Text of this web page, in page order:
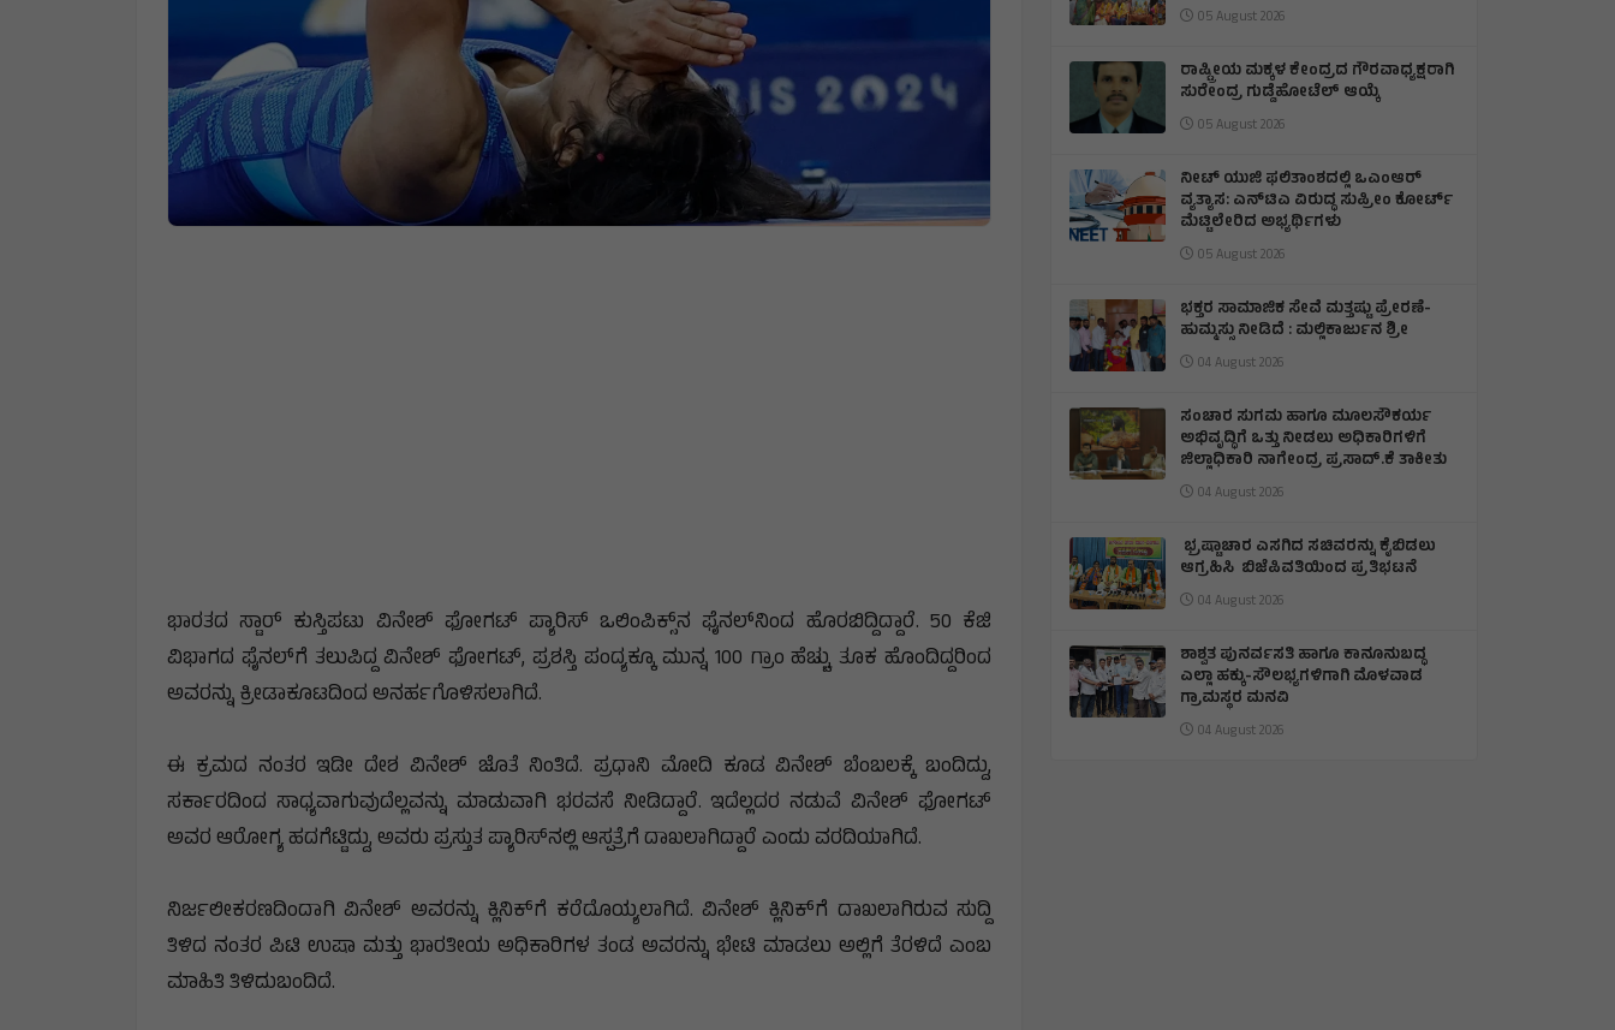
ಭಾರತದ ಸ್ಟಾರ್ ಕುಸ್ತಿಪಟು ವಿನೇಶ್ ಫೋಗಟ್ ಪ್ಯಾರಿಸ್ ಒಲಿಂಪಿಕ್ಸ್‌ನ ಫೈನಲ್‌ನಿಂದ ಹೊರಬಿದ್ದಿದ್ದಾರೆ. 50 ಕೆಜಿ
ವಿಭಾಗದ ಫೈನಲ್‌ಗೆ ತಲುಪಿದ್ದ ವಿನೇಶ್ ಫೋಗಟ್, ಪ್ರಶಸ್ತಿ ಪಂದ್ಯಕ್ಕೂ ಮುನ್ನ 100 ಗ್ರಾಂ ಹೆಚ್ಚು ತೂಕ ಹೊಂದಿದ್ದರಿಂದ
ಅವರನ್ನು ಕ್ರೀಡಾಕೂಟದಿಂದ ಅನರ್ಹಗೊಳಿಸಲಾಗಿದೆ.
ಈ ಕ್ರಮದ ನಂತರ ಇಡೀ ದೇಶ ವಿನೇಶ್ ಜೊತೆ ನಿಂತಿದೆ. ಪ್ರಧಾನಿ ಮೋದಿ ಕೂಡ ವಿನೇಶ್ ಬೆಂಬಲಕ್ಕೆ ಬಂದಿದ್ದು,
ಸರ್ಕಾರದಿಂದ ಸಾಧ್ಯವಾಗುವುದೆಲ್ಲವನ್ನು ಮಾಡುವಾಗಿ ಭರವಸೆ ನೀಡಿದ್ದಾರೆ. ಇದೆಲ್ಲದರ ನಡುವೆ ವಿನೇಶ್ ಫೋಗಟ್
ಅವರ ಆರೋಗ್ಯ ಹದಗೆಟ್ಟಿದ್ದು, ಅವರು ಪ್ರಸ್ತುತ ಪ್ಯಾರಿಸ್​ನಲ್ಲಿ ಆಸ್ಪತ್ರೆಗೆ ದಾಖಲಾಗಿದ್ದಾರೆ ಎಂದು ವರದಿಯಾಗಿದೆ.
ನಿರ್ಜಲೀಕರಣದಿಂದಾಗಿ ವಿನೇಶ್ ಅವರನ್ನು ಕ್ಲಿನಿಕ್‌ಗೆ ಕರೆದೊಯ್ಯಲಾಗಿದೆ. ವಿನೇಶ್ ಕ್ಲಿನಿಕ್‌ಗೆ ದಾಖಲಾಗಿರುವ ಸುದ್ದಿ
ತಿಳಿದ ನಂತರ ಪಿಟಿ ಉಷಾ ಮತ್ತು ಭಾರತೀಯ ಅಧಿಕಾರಿಗಳ ತಂಡ ಅವರನ್ನು ಭೇಟಿ ಮಾಡಲು ಅಲ್ಲಿಗೆ ತೆರಳಿದೆ ಎಂಬ
ಮಾಹಿತಿ ತಿಳಿದುಬಂದಿದೆ.
05 August 2026
ರಾಷ್ಟ್ರೀಯ ಮಕ್ಕಳ ಕೇಂದ್ರದ ಗೌರವಾಧ್ಯಕ್ಷರಾಗಿ
ಸುರೇಂದ್ರ ಗುಡ್ಡೆಹೋಟೆಲ್ ಆಯ್ಕೆ
05 August 2026
ನೀಟ್ ಯುಜಿ ಫಲಿತಾಂಶದಲ್ಲಿ ಒಎಂಆರ್
ವ್ಯತ್ಯಾಸ: ಎನ್‌ಟಿಎ ವಿರುದ್ಧ ಸುಪ್ರೀಂ ಕೋರ್ಟ್
ಮೆಟ್ಟಿಲೇರಿದ ಅಭ್ಯರ್ಥಿಗಳು
05 August 2026
ಭಕ್ತರ ಸಾಮಾಜಿಕ ಸೇವೆ ಮತ್ತಷ್ಟು ಪ್ರೇರಣೆ-
ಹುಮ್ಮಸ್ಸು ನೀಡಿದೆ : ಮಲ್ಲಿಕಾರ್ಜುನ ಶ್ರೀ
04 August 2026
ಸಂಚಾರ ಸುಗಮ ಹಾಗೂ ಮೂಲಸೌಕರ್ಯ
ಅಭಿವೃದ್ಧಿಗೆ ಒತ್ತು ನೀಡಲು ಅಧಿಕಾರಿಗಳಿಗೆ
ಜಿಲ್ಲಾಧಿಕಾರಿ ನಾಗೇಂದ್ರ ಪ್ರಸಾದ್.ಕೆ ತಾಕೀತು
04 August 2026
ಭ್ರಷ್ಟಾಚಾರ ಎಸಗಿದ ಸಚಿವರನ್ನು ಕೈಬಿಡಲು
ಆಗ್ರಹಿಸಿ ಬಿಜೆಪಿವತಿಯಿಂದ ಪ್ರತಿಭಟನೆ
04 August 2026
ಶಾಶ್ವತ ಪುನರ್ವಸತಿ ಹಾಗೂ ಕಾನೂನುಬದ್ಧ
ಎಲ್ಲಾ ಹಕ್ಕು-ಸೌಲಭ್ಯಗಳಿಗಾಗಿ ಮೊಳವಾಡ
ಗ್ರಾಮಸ್ಥರ ಮನವಿ
04 August 2026